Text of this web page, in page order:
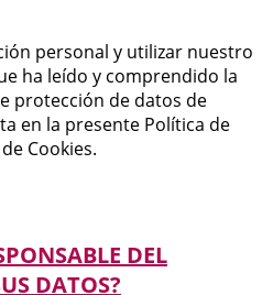
personal y utilizar nuestro
ha leído y comprendido la
protección de datos de
en la presente Política de
Cookies.
DEL
DATOS?